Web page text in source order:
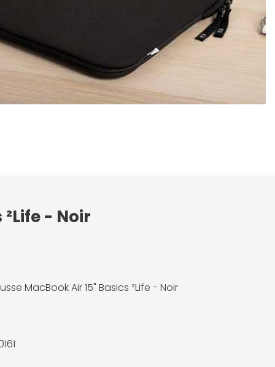
- Noir
MacBook Air 15" Basics ²Life - Noir